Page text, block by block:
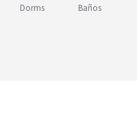
Dorms Baños